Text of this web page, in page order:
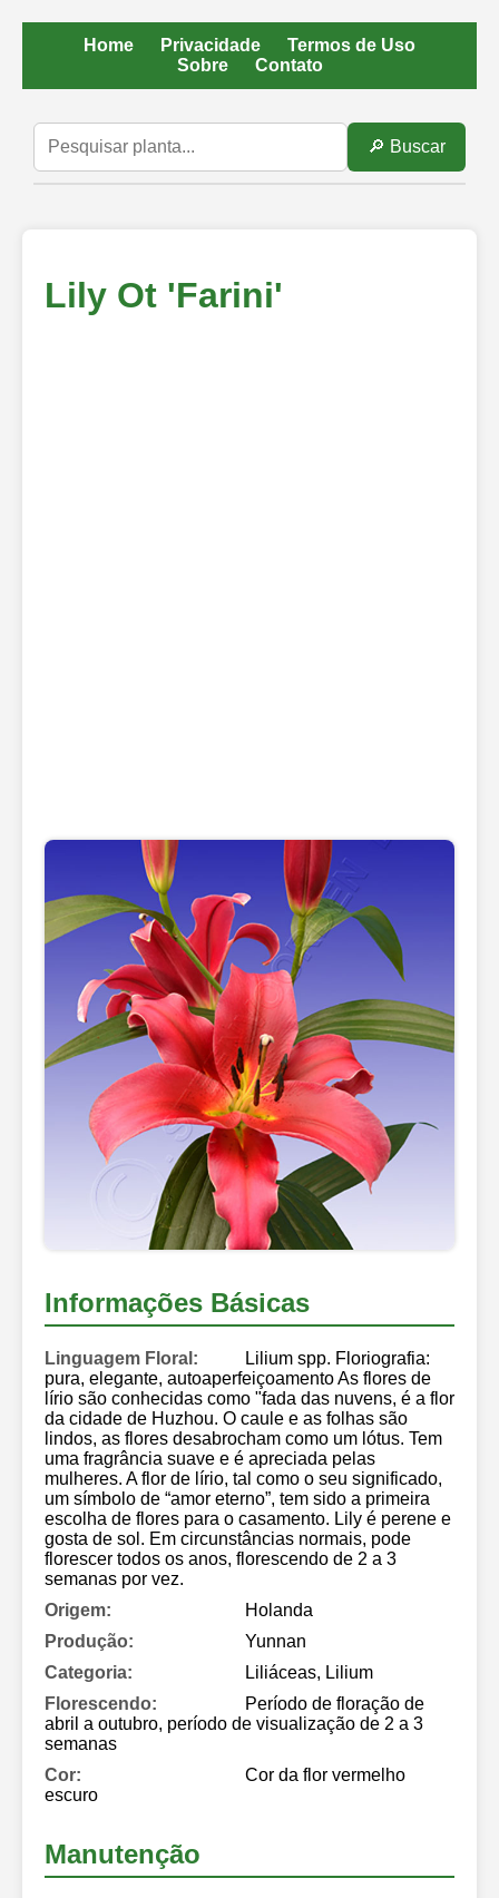
Home Privacidade
Termos de Uso
Sobre
Contato
🔎 Buscar
Lily Ot 'Farini'
Informações Básicas
Linguagem Floral:
Lilium spp. Floriografia:
pura, elegante, autoaperfeiçoamento As flores de
lírio são conhecidas como "fada das nuvens, é a flor
da cidade de Huzhou. O caule e as folhas são
lindos, as flores desabrocham como um lótus. Tem
uma fragrância suave e é apreciada pelas
mulheres. A flor de lírio, tal como o seu significado,
um símbolo de “amor eterno”, tem sido a primeira
escolha de flores para o casamento. Lily é perene e
gosta de sol. Em circunstâncias normais, pode
florescer todos os anos, florescendo de 2 a 3
semanas por vez.
Origem:
Holanda
Produção:
Yunnan
Categoria:
Liliáceas, Lilium
Florescendo:
Período de floração de
abril a outubro, período de visualização de 2 a 3
semanas
Cor:
Cor da flor vermelho
escuro
Manutenção